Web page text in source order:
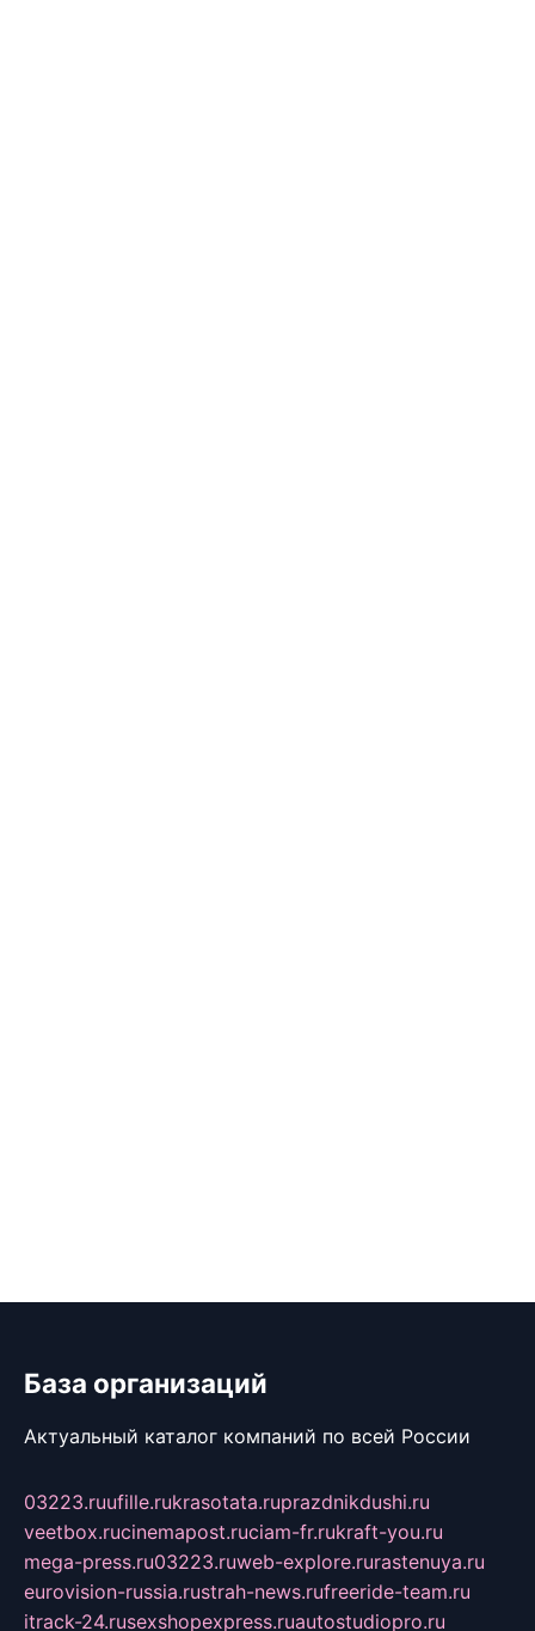
База организаций
Актуальный каталог компаний по всей России
03223.ruufille.rukrasotata.ruprazdnikdushi.ru
veetbox.rucinemapost.ruciam-fr.rukraft-you.ru
mega-press.ru03223.ruweb-explore.rurastenuya.ru
eurovision-russia.rustrah-news.rufreeride-team.ru
itrack-24.rusexshopexpress.ruautostudiopro.ru